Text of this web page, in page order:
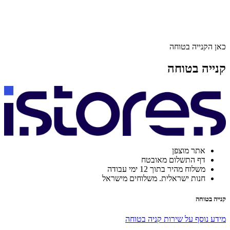
כאן הקנייה בטוחה
קנייה בטוחה
אתר מוצפן
דף התשלום מאובטח
משלוח מהיר בתוך 12 ימי עבודה
חנות ישראלית. משלוחים מישראל
קנייה בטוחה
מידע נוסף על שירות קניה בטוחה